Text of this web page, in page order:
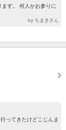
す。 何人かお参りに
by ちまきさん
ってきたけどこじんま